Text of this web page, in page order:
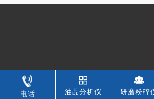
电话 油品分析仪 研磨粉碎